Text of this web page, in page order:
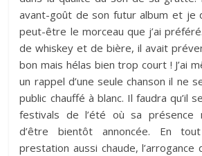
avant-goût de son futur album et je
peut-être le morceau que j’ai
de whiskey et de bière, il avait
bon mais hélas bien trop court ! J’ai
un rappel d’une seule chanson il ne
public chauffé à blanc. Il faudra qu’il
festivals de l’été où sa présence
d’être bientôt annoncée. En
prestation aussi chaude,